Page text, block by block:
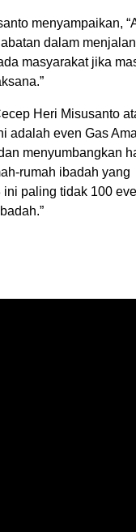
menyampaikan,
dalam
masyarakat jika
Heri Misusanto
adalah even Gas
menyumbangkan
rumah ibadah yang
paling tidak 100